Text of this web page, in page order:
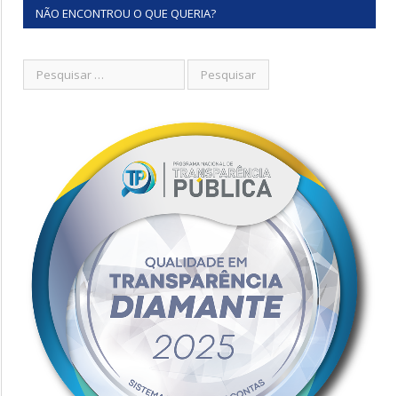
NÃO ENCONTROU O QUE QUERIA?